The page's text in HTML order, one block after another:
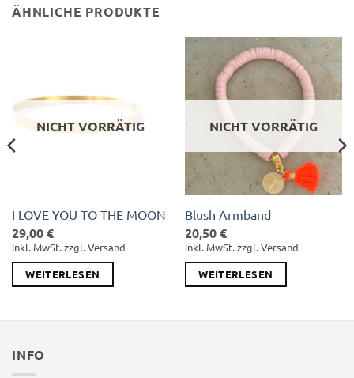
ÄHNLICHE PRODUKTE
NICHT VORRÄTIG
I LOVE YOU TO THE MOON
29,00€
inkl. MwSt. zzgl. Versand
WEITERLESEN
NICHT VORRÄTIG
Blush Armband
20,50€
inkl. MwSt. zzgl. Versand
WEITERLESEN
INFO